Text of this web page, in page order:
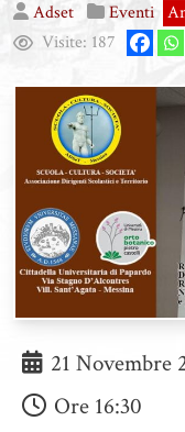
Adset Eventi
Visite: 187
21 Novembre
Ore 16:30